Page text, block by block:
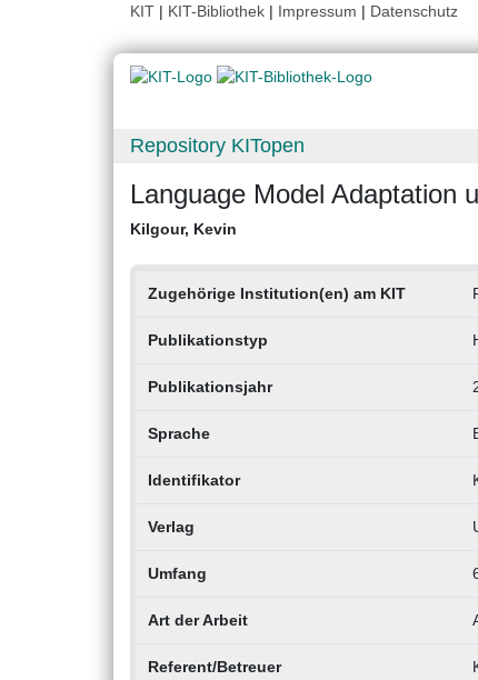
KIT | KIT-Bibliothek | Impressum | Datenschutz
Repository KITopen
Language Model Adaptation
Kilgour, Kevin
Zugehörige Institution(en) am KIT
Publikationstyp
Publikationsjahr
Sprache
Identifikator
Verlag
Umfang
Art der Arbeit
Referent/Betreuer